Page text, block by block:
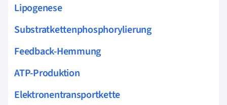
Lipogenese
Substratkettenphosphorylierung
Feedback-Hemmung
ATP-Produktion
Elektronentransportkette